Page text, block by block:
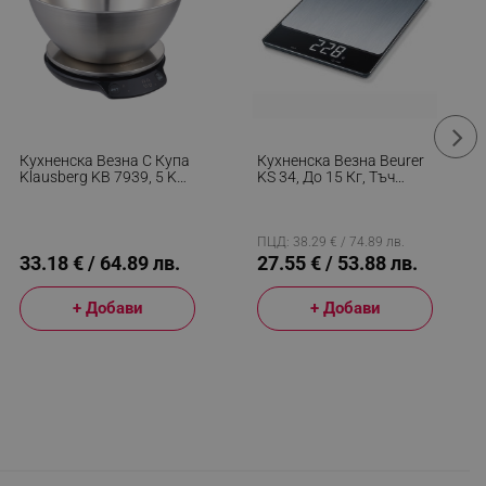
Кухненска Везна С Купа
Klausberg KB 7939, 5 Kg,
33.18 € / 64.89 лв.
+ Добави
Кухненска Везна Beurer
KS 34, До 15 Кг, Тъч
ПЦД: 38.29 € / 74.89 лв.
27.55 € / 53.88 лв.
+ Добави